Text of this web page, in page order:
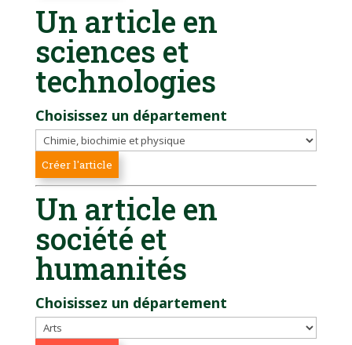
Un article en
sciences et
technologies
Choisissez un département
Un article en
société et
humanités
Choisissez un département